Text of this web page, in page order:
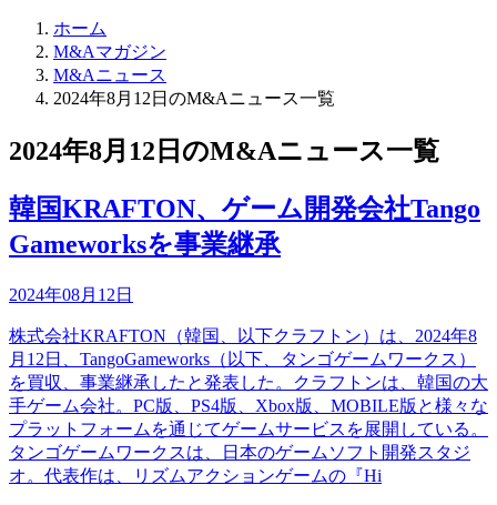
ホーム
M&Aマガジン
M&Aニュース
2024年8月12日のM&Aニュース一覧
2024年8月12日のM&Aニュース一覧
韓国KRAFTON、ゲーム開発会社Tango
Gameworksを事業継承
2024年08月12日
株式会社KRAFTON（韓国、以下クラフトン）は、2024年8
月12日、TangoGameworks（以下、タンゴゲームワークス）
を買収、事業継承したと発表した。クラフトンは、韓国の大
手ゲーム会社。PC版、PS4版、Xbox版、MOBILE版と様々な
プラットフォームを通じてゲームサービスを展開している。
タンゴゲームワークスは、日本のゲームソフト開発スタジ
オ。代表作は、リズムアクションゲームの『Hi